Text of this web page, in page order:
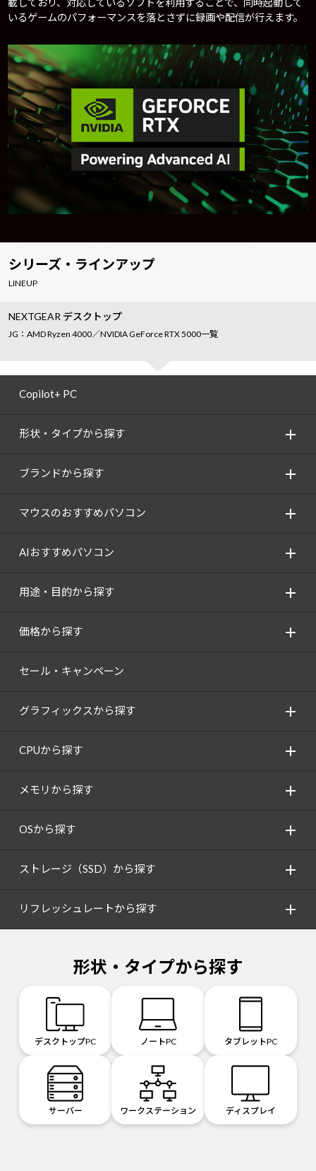
いるゲームのパフォーマンスを落とさずに録画や配信が行えます。
シリーズ・ラインアップ
LINEUP
NEXTGEAR デスクトップ
JG：AMD Ryzen 4000／NVIDIA GeForce RTX 5000一覧
Copilot+ PC
形状・タイプから探す
ブランドから探す
マウスのおすすめパソコン
AIおすすめパソコン
用途・目的から探す
価格から探す
セール・キャンペーン
グラフィックスから探す
CPUから探す
メモリから探す
OSから探す
ストレージ（SSD）から探す
リフレッシュレートから探す
形状・タイプから探す
デスクトップPC ノートPC タブレットPC
サーバー ワークステーション ディスプレイ